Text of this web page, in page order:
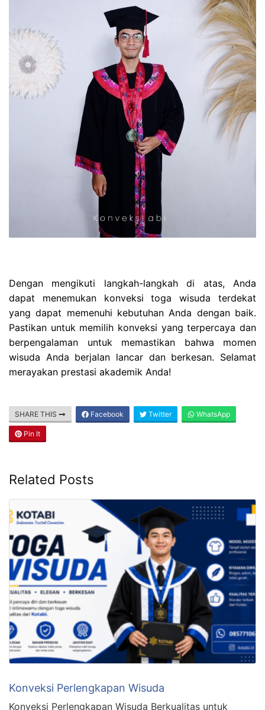
Dengan mengikuti langkah-langkah di atas, Anda
dapat menemukan konveksi toga wisuda terdekat
yang dapat memenuhi kebutuhan Anda dengan baik.
Pastikan untuk memilih konveksi yang terpercaya dan
berpengalaman untuk memastikan bahwa momen
wisuda Anda berjalan lancar dan berkesan. Selamat
merayakan prestasi akademik Anda!
SHARE THIS Facebook Twitter WhatsApp
Pin It
Related Posts
Konveksi Perlengkapan Wisuda
Konveksi Perlengkapan Wisuda Berkualitas untuk